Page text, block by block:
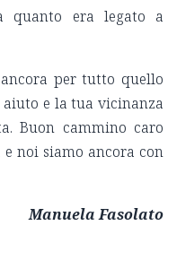
era legato a
per tutto quello
e la tua vicinanza
Buon cammino caro
noi siamo ancora con
Manuela Fasolato